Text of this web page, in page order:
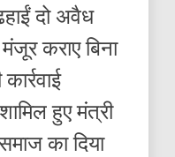
दो अवैध
कराए बिना
हुए मंत्री
का दिया